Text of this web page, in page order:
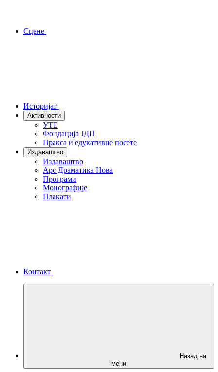
Сцене
Историјат
Активности
УТЕ
Фондација ЈДП
Пракса и едукативне посете
Издаваштво
Издаваштво
Арс Драматика Нова
Програми
Монографије
Плакати
Контакт
Назад на
мени